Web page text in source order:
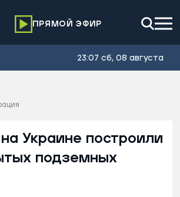
ПРЯМОЙ ЭФИР
23:07 сб, 08 августа
на Украине построили
подземных